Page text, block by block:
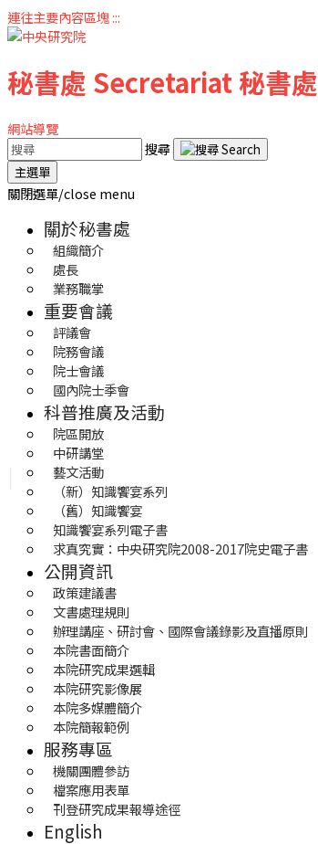
連往主要內容區塊:::
秘書處 Secretariat秘書處
網站導覽
搜尋
主選單
關閉選單/close menu
關於秘書處
組織簡介
處長
業務職掌
重要會議
評議會
院務會議
院士會議
國內院士季會
科普推廣及活動
院區開放
中研講堂
藝文活動
（新）知識饗宴系列
（舊）知識饗宴
知識饗宴系列電子書
求真究實：中央研究院2008-2017院史電子書
公開資訊
政策建議書
文書處理規則
辦理講座、研討會、國際會議錄影及直播原則
本院書面簡介
本院研究成果選輯
本院研究影像展
本院多媒體簡介
本院簡報範例
服務專區
機關團體參訪
檔案應用表單
刊登研究成果報導途徑
English